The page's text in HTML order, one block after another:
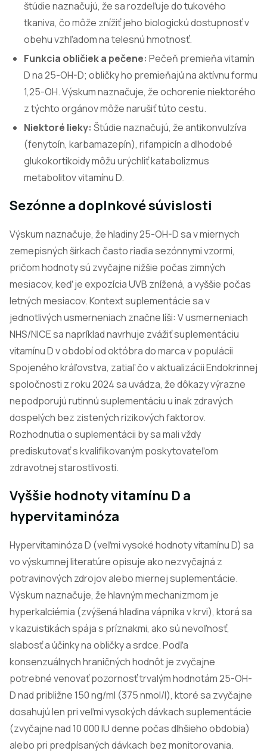
štúdie naznačujú, že sa rozdeľuje do tukového
tkaniva, čo môže znížiť jeho biologickú dostupnosť v
obehu vzhľadom na telesnú hmotnosť.
Funkcia obličiek a pečene: Pečeň premieňa vitamín
D na 25-OH-D; obličky ho premieňajú na aktívnu formu
1,25-OH. Výskum naznačuje, že ochorenie niektorého
z týchto orgánov môže narušiť túto cestu.
Niektoré lieky: Štúdie naznačujú, že antikonvulzíva
(fenytoín, karbamazepín), rifampicín a dlhodobé
glukokortikoidy môžu urýchliť katabolizmus
metabolitov vitamínu D.
Sezónne a doplnkové súvislosti
Výskum naznačuje, že hladiny 25-OH-D sa v miernych
zemepisných šírkach často riadia sezónnymi vzormi,
pričom hodnoty sú zvyčajne nižšie počas zimných
mesiacov, keď je expozícia UVB znížená, a vyššie počas
letných mesiacov. Kontext suplementácie sa v
jednotlivých usmerneniach značne líši: V usmerneniach
NHS/NICE sa napríklad navrhuje zvážiť suplementáciu
vitamínu D v období od októbra do marca v populácii
Spojeného kráľovstva, zatiaľ čo v aktualizácii Endokrinnej
spoločnosti z roku 2024 sa uvádza, že dôkazy výrazne
nepodporujú rutinnú suplementáciu u inak zdravých
dospelých bez zistených rizikových faktorov.
Rozhodnutia o suplementácii by sa mali vždy
prediskutovať s kvalifikovaným poskytovateľom
zdravotnej starostlivosti.
Vyššie hodnoty vitamínu D a
hypervitaminóza
Hypervitaminóza D (veľmi vysoké hodnoty vitamínu D) sa
vo výskumnej literatúre opisuje ako nezvyčajná z
potravinových zdrojov alebo miernej suplementácie.
Výskum naznačuje, že hlavným mechanizmom je
hyperkalciémia (zvýšená hladina vápnika v krvi), ktorá sa
v kazuistikách spája s príznakmi, ako sú nevoľnosť,
slabosť a účinky na obličky a srdce. Podľa
konsenzuálnych hraničných hodnôt je zvyčajne
potrebné venovať pozornosť trvalým hodnotám 25-OH-
D nad približne 150 ng/ml (375 nmol/l), ktoré sa zvyčajne
dosahujú len pri veľmi vysokých dávkach suplementácie
(zvyčajne nad 10 000 IU denne počas dlhšieho obdobia)
alebo pri predpísaných dávkach bez monitorovania.